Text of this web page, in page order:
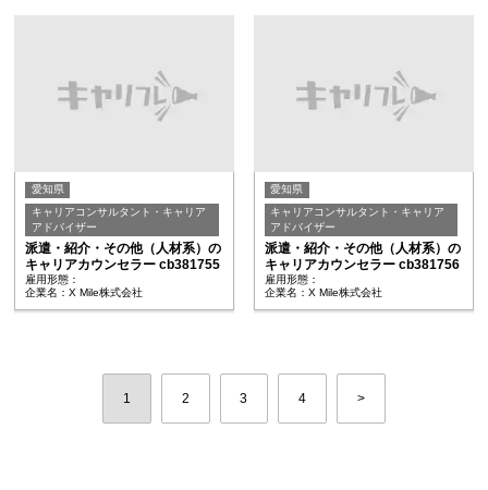
愛知県
キャリアコンサルタント・キャリア
アドバイザー
派遣・紹介・その他（人材系）の
キャリアカウンセラー cb381755
雇用形態：
企業名：X Mile株式会社
愛知県
キャリアコンサルタント・キャリア
アドバイザー
派遣・紹介・その他（人材系）の
キャリアカウンセラー cb381756
雇用形態：
企業名：X Mile株式会社
1 2 3 4 >